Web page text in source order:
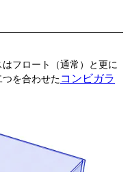
フロート（通常）と更に
を合わせたコンビガラ